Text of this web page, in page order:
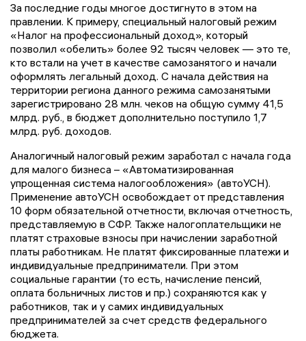
За последние годы многое достигнуто в этом на
правлении. К примеру, специальный налоговый режим
«Налог на профессиональный доход», который
позволил «обелить» более 92 тысяч человек — это те,
кто встали на учет в качестве самозанятого и начали
оформлять легальный доход. С начала действия на
территории региона данного режима самозанятыми
зарегистрировано 28 млн. чеков на общую сумму 41,5
млрд. руб., в бюджет дополнительно поступило 1,7
млрд. руб. доходов.
Аналогичный налоговый режим заработал с начала года
для малого бизнеса – «Автоматизированная
упрощенная система налогообложения» (автоУСН).
Применение автоУСН освобождает от представления
10 форм обязательной отчетности, включая отчетность,
представляемую в СФР. Также налогоплательщики не
платят страховые взносы при начислении заработной
платы работникам. Не платят фиксированные платежи и
индивидуальные предприниматели. При этом
социальные гарантии (то есть, начисление пенсий,
оплата больничных листов и пр.) сохраняются как у
работников, так и у самих индивидуальных
предпринимателей за счет средств федерального
бюджета.